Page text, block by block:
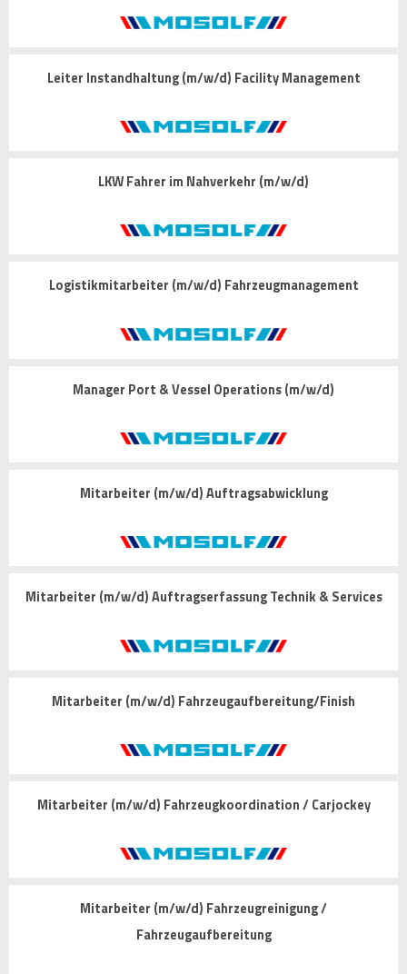
Leiter Instandhaltung (m/w/d) Facility Management
LKW Fahrer im Nahverkehr (m/w/d)
Logistikmitarbeiter (m/w/d) Fahrzeugmanagement
Manager Port & Vessel Operations (m/w/d)
Mitarbeiter (m/w/d) Auftragsabwicklung
Mitarbeiter (m/w/d) Auftragserfassung Technik & Services
Mitarbeiter (m/w/d) Fahrzeugaufbereitung/Finish
Mitarbeiter (m/w/d) Fahrzeugkoordination / Carjockey
Mitarbeiter (m/w/d) Fahrzeugreinigung /
Fahrzeugaufbereitung